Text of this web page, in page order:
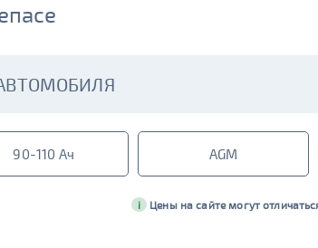
90-110 Ач AGM
i Цены на сайте могут